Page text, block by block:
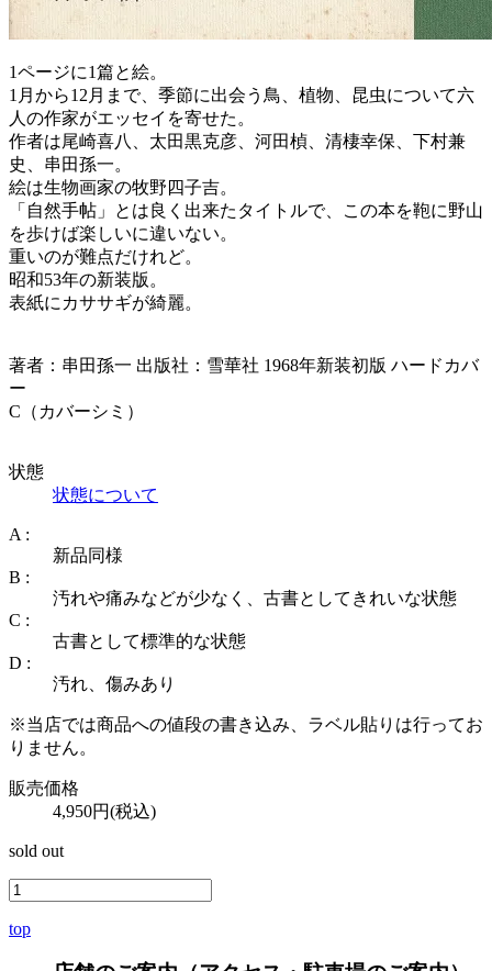
1ページに1篇と絵。
1月から12月まで、季節に出会う鳥、植物、昆虫について六
人の作家がエッセイを寄せた。
作者は尾崎喜八、太田黒克彦、河田楨、清棲幸保、下村兼
史、串田孫一。
絵は生物画家の牧野四子吉。
「自然手帖」とは良く出来たタイトルで、この本を鞄に野山
を歩けば楽しいに違いない。
重いのが難点だけれど。
昭和53年の新装版。
表紙にカササギが綺麗。
著者：串田孫一 出版社：雪華社 1968年新装初版 ハードカバ
ー
C（カバーシミ）
状態
状態について
A :
新品同様
B :
汚れや痛みなどが少なく、古書としてきれいな状態
C :
古書として標準的な状態
D :
汚れ、傷みあり
※当店では商品への値段の書き込み、ラベル貼りは行ってお
りません。
販売価格
4,950円(税込)
sold out
top